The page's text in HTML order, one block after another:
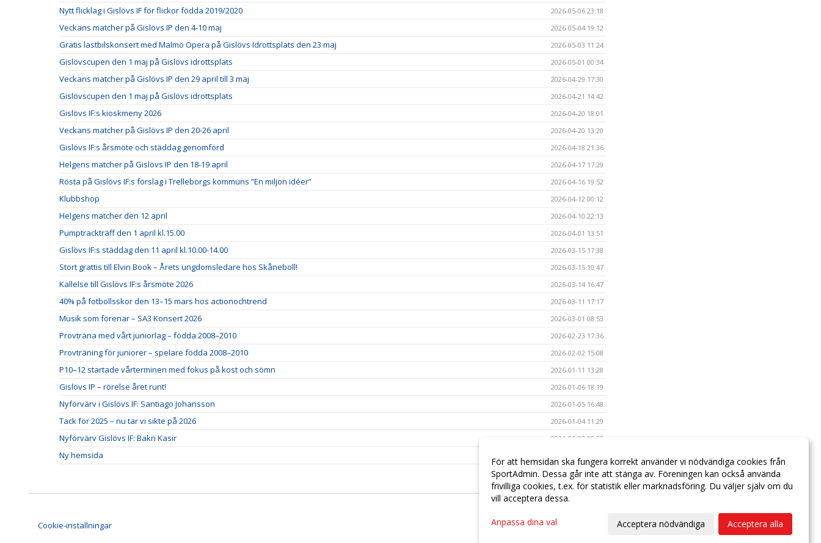
Nytt flicklag i Gislövs IF för flickor födda 2019/2020 2026-05-06 23:18
Veckans matcher på Gislövs IP den 4-10 maj 2026-05-04 19:12
Gratis lastbilskonsert med Malmö Opera på Gislövs Idrottsplats den 23 maj 2026-05-03 11:24
Gislövscupen den 1 maj på Gislövs idrottsplats 2026-05-01 00:34
Veckans matcher på Gislövs IP den 29 april till 3 maj 2026-04-29 17:30
Gislövscupen den 1 maj på Gislövs idrottsplats 2026-04-21 14:42
Gislövs IF:s kioskmeny 2026 2026-04-20 18:01
Veckans matcher på Gislövs IP den 20-26 april 2026-04-20 13:20
Gislövs IF:s årsmöte och städdag genomförd 2026-04-18 21:36
Helgens matcher på Gislövs IP den 18-19 april 2026-04-17 17:29
Rösta på Gislövs IF:s förslag i Trelleborgs kommuns ”En miljon idéer” 2026-04-16 19:52
Klubbshop 2026-04-12 00:12
Helgens matcher den 12 april 2026-04-10 22:13
Pumptrackträff den 1 april kl.15.00 2026-04-01 13:51
Gislövs IF:s städdag den 11 april kl.10.00-14.00 2026-03-15 17:38
Stort grattis till Elvin Book – Årets ungdomsledare hos Skåneboll! 2026-03-15 10:47
Kallelse till Gislövs IF:s årsmöte 2026 2026-03-14 16:47
40% på fotbollsskor den 13–15 mars hos actionochtrend 2026-03-11 17:17
Musik som förenar – SA3 Konsert 2026 2026-03-01 08:53
Provträna med vårt juniorlag – födda 2008–2010 2026-02-23 17:36
Provträning för juniorer – spelare födda 2008–2010 2026-02-02 15:08
P10–12 startade vårterminen med fokus på kost och sömn 2026-01-11 13:28
Gislövs IP – rörelse året runt! 2026-01-06 18:19
Nyförvärv i Gislövs IF: Santiago Johansson 2026-01-05 16:48
Tack för 2025 – nu tar vi sikte på 2026 2026-01-04 11:29
Nyförvärv Gislövs IF: Bakri Kasir 2026-01-02 09:55
Ny hemsida
2025-12-19 23:45
Cookie-inställningar
För att hemsidan ska fungera korrekt använder vi nödvändiga cookies från
SportAdmin. Dessa går inte att stänga av. Föreningen kan också använda
frivilliga cookies, t.ex. för statistik eller marknadsföring. Du väljer själv om du
vill acceptera dessa.
Anpassa dina val Acceptera nödvändiga Acceptera alla